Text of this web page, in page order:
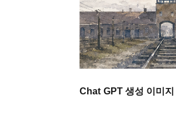
Chat GPT 생성 이미지